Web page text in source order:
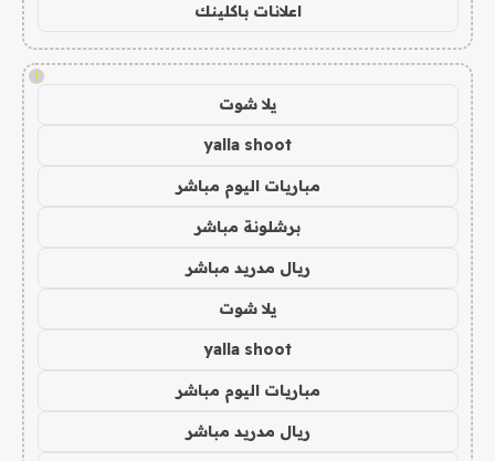
اعلانات باكلينك
!
يلا شوت
yalla shoot
مباريات اليوم مباشر
برشلونة مباشر
ريال مدريد مباشر
يلا شوت
yalla shoot
مباريات اليوم مباشر
ريال مدريد مباشر